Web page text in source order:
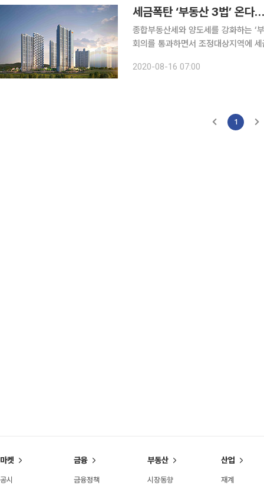
세금폭탄 ‘부동산 3법’ 온다
종합부동산세와 양도세를 강화하는 ‘
회의를 통과하면서 조정대상지역에
주택 이상 또는 조정대상지역 2주택
2020-08-16 07:00
1
마켓
공시
금융
금융정책
부동산
시장동향
산업
재계